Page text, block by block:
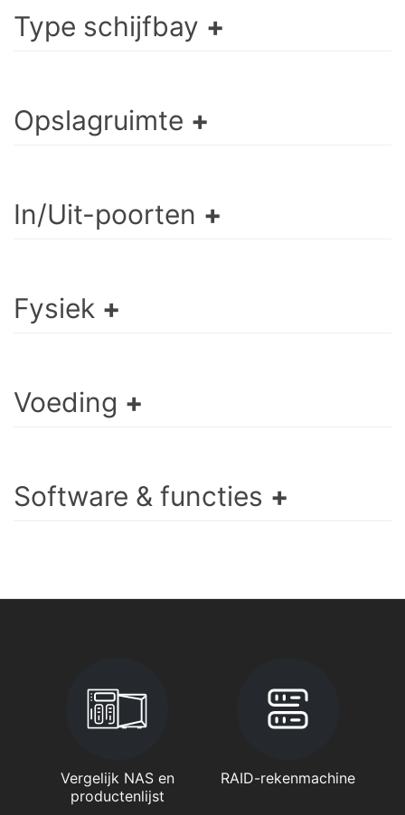
Type schijfbay
Opslagruimte
In/Uit-poorten
Fysiek
Voeding
Software & functies
Vergelijk NAS en
productenlijst
RAID-rekenmachine